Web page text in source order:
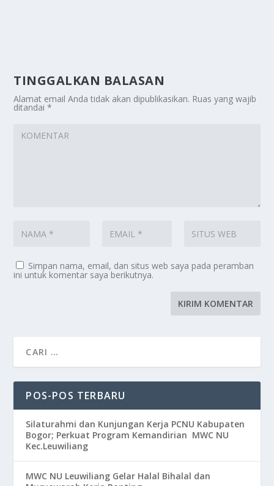
TINGGALKAN BALASAN
Alamat email Anda tidak akan dipublikasikan. Ruas yang wajib
ditandai*
Simpan nama, email, dan situs web saya pada peramban
ini untuk komentar saya berikutnya.
POS-POS TERBARU
Silaturahmi dan Kunjungan Kerja PCNU Kabupaten
Bogor; Perkuat Program Kemandirian MWC NU
Kec.Leuwiliang
MWC NU Leuwiliang Gelar Halal Bihalal dan